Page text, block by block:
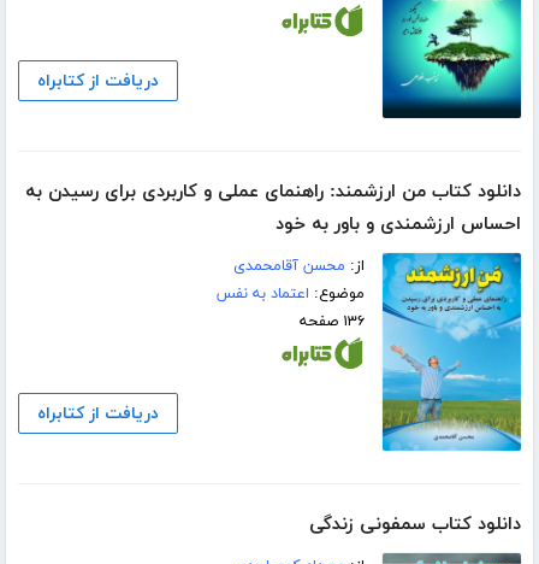
دریافت از کتابراه
دانلود کتاب من ارزشمند: راهنمای عملی و کاربردی برای رسیدن به
احساس ارزشمندی و باور به خود
از: محسن آقامحمدی
موضوع: اعتماد به نفس
۱۳۶ صفحه
دریافت از کتابراه
دانلود کتاب سمفونی زندگی